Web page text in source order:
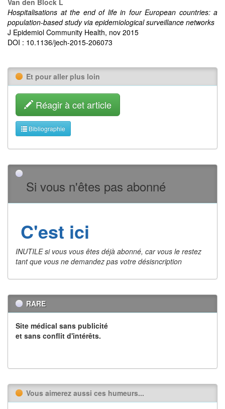
Hospitalisations at the end of life in four European countries: a
population-based study via epidemiological surveillance networks
J Epidemiol Community Health, nov 2015
DOI : 10.1136/jech-2015-206073
Et pour aller plus loin
Réagir à cet article
Bibliographie
Si vous n'êtes pas abonné
C'est ici
INUTILE si vous vous êtes déjà abonné, car vous le restez
tant que vous ne demandez pas votre désisncription
RARE
Site médical sans publicité
et sans conflit d'intérêts.
Vous aimerez aussi ces humeurs...